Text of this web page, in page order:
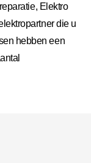
Elektro
die u
hebben een